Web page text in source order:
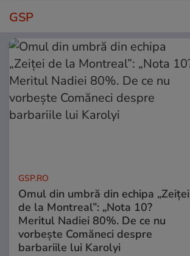
GSP
GSP.RO
Omul din umbră din echipa „Zeiței
de la Montreal”: „Nota 10?
Meritul Nadiei 80%. De ce nu
vorbește Comăneci despre
barbariile lui Karolyi